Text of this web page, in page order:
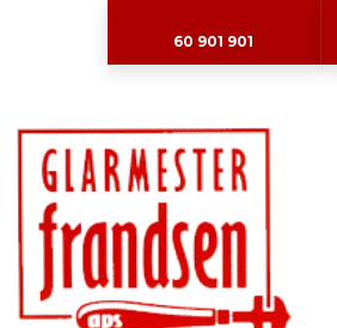
60 901 901